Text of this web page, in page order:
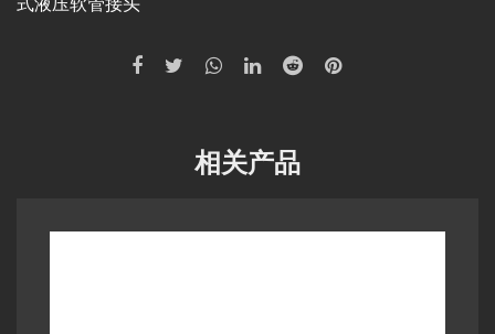
相关产品